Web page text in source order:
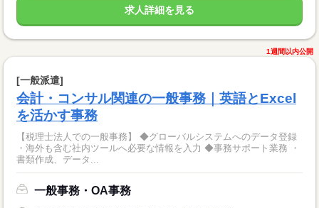
求人詳細を見る
1週間以内公開
[一般派遣]
会計・コンサル関連の一般事務｜英語とExcel
を活かす事務
【税理士法人での一般事務】 ◆グローバルシステムへのデータ登録
・海外も含む社内ツールへ必要な情報を入力 ◆事務サポート業務 ・
書類作成、データ...
一般事務・OA事務